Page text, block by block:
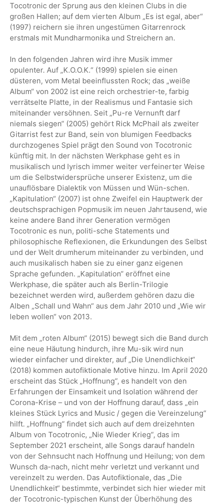
Tocotronic der Sprung aus den kleinen Clubs in die
großen Hallen; auf dem vierten Album „Es ist egal, aber“
(1997) reichern sie ihren ungestümen Gitarrenrock
erstmals mit Mundharmonika und Streichern an.
In den folgenden Jahren wird ihre Musik immer
opulenter. Auf „K.O.O.K.“ (1999) spielen sie einen
düsteren, vom Metal beeinflussten Rock; das „weiße
Album“ von 2002 ist eine reich orchestrier-te, farbig
verrätselte Platte, in der Realismus und Fantasie sich
miteinander versöhnen. Seit „Pu-re Vernunft darf
niemals siegen“ (2005) gehört Rick McPhail als zweiter
Gitarrist fest zur Band, sein von blumigen Feedbacks
durchzogenes Spiel prägt den Sound von Tocotronic
künftig mit. In der nächsten Werkphase geht es in
musikalisch und lyrisch immer weiter verfeinerter Weise
um die Selbstwidersprüche unserer Existenz, um die
unauflösbare Dialektik von Müssen und Wün-schen.
„Kapitulation“ (2007) ist ohne Zweifel ein Hauptwerk der
deutschsprachigen Popmusik im neuen Jahrtausend, wie
keine andere Band ihrer Generation vermögen
Tocotronic es nun, politi-sche Statements und
philosophische Reflexionen, die Erkundungen des Selbst
und der Welt drumherum miteinander zu verbinden, und
auch musikalisch haben sie zu einer ganz eigenen
Sprache gefunden. „Kapitulation“ eröffnet eine
Werkphase, die später auch als Berlin-Trilogie
bezeichnet werden wird, außerdem gehören dazu die
Alben „Schall und Wahn“ aus dem Jahr 2010 und „Wie wir
leben wollen“ von 2013.
Mit dem „roten Album“ (2015) bewegt sich die Band durch
eine neue Häutung hindurch, ihre Mu-sik wird nun
wieder einfacher und direkter, auf „Die Unendlichkeit“
(2018) kommen autofiktionale Motive hinzu. Im April 2020
erscheint das Stück „Hoffnung“, es handelt von den
Erfahrungen der Einsamkeit und Isolation während der
Corona-Krise – und von der Hoffnung darauf, dass „ein
kleines Stück Lyrics and Music / gegen die Vereinzelung“
hilft. „Hoffnung“ findet sich auch auf dem dreizehnten
Album von Tocotronic, „Nie Wieder Krieg“, das im
September 2021 erscheint, alle Songs darauf handeln
von der Sehnsucht nach Hoffnung und Heilung; von dem
Wunsch da-nach, nicht mehr verletzt und verkannt und
vereinzelt zu werden. Das Autofiktionale, das „Die
Unendlichkeit“ bestimmte, verbindet sich hier wieder mit
der Tocotronic-typischen Kunst der Überhöhung des